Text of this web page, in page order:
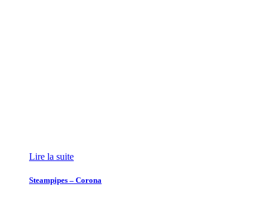
Lire la suite
Steampipes – Corona